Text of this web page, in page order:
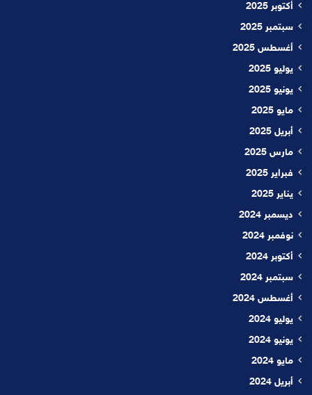
أكتوبر 2025
سبتمبر 2025
أغسطس 2025
يوليو 2025
يونيو 2025
مايو 2025
أبريل 2025
مارس 2025
فبراير 2025
يناير 2025
ديسمبر 2024
نوفمبر 2024
أكتوبر 2024
سبتمبر 2024
أغسطس 2024
يوليو 2024
يونيو 2024
مايو 2024
أبريل 2024